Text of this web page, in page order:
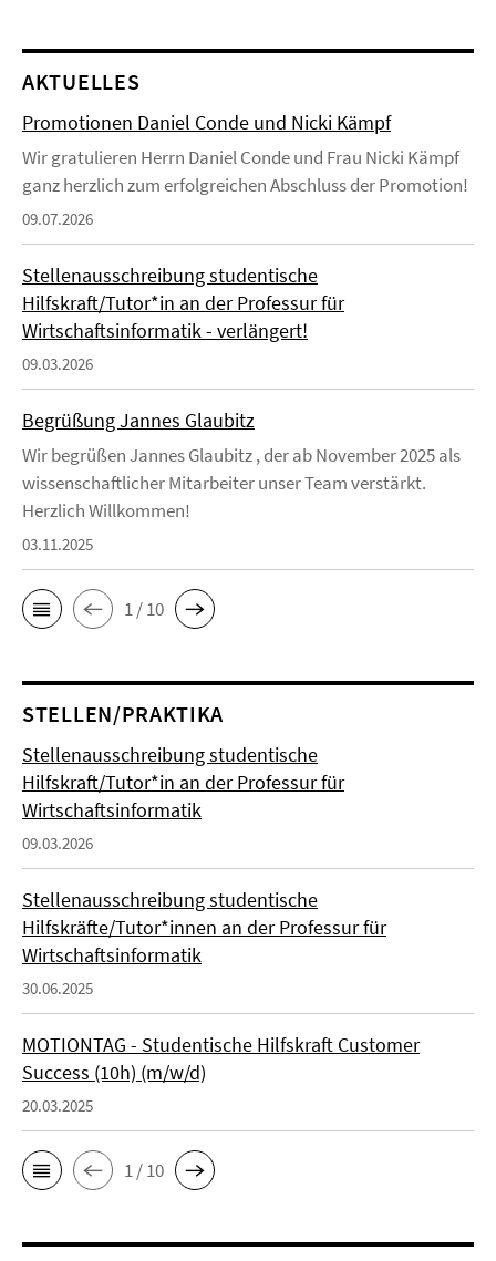
AKTUELLES
Promotionen Daniel Conde und Nicki Kämpf
Wir gratulieren Herrn Daniel Conde und Frau Nicki Kämpf
ganz herzlich zum erfolgreichen Abschluss der Promotion!
09.07.2026
Stellenausschreibung studentische
Hilfskraft/Tutor*in an der Professur für
Wirtschaftsinformatik - verlängert!
09.03.2026
Begrüßung Jannes Glaubitz
Wir begrüßen Jannes Glaubitz , der ab November 2025 als
wissenschaftlicher Mitarbeiter unser Team verstärkt.
Herzlich Willkommen!
03.11.2025
1 / 10
STELLEN/PRAKTIKA
Stellenausschreibung studentische
Hilfskraft/Tutor*in an der Professur für
Wirtschaftsinformatik
09.03.2026
Stellenausschreibung studentische
Hilfskräfte/Tutor*innen an der Professur für
Wirtschaftsinformatik
30.06.2025
MOTIONTAG - Studentische Hilfskraft Customer
Success (10h) (m/w/d)
20.03.2025
1 / 10